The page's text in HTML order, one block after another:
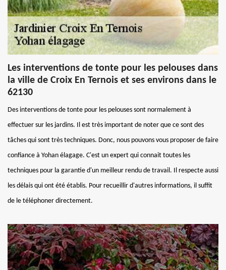
Les interventions de tonte pour les pelouses dans
la ville de Croix En Ternois et ses environs dans le
62130
Des interventions de tonte pour les pelouses sont normalement à
effectuer sur les jardins. Il est très important de noter que ce sont des
tâches qui sont très techniques. Donc, nous pouvons vous proposer de faire
confiance à Yohan élagage. C'est un expert qui connait toutes les
techniques pour la garantie d'un meilleur rendu de travail. Il respecte aussi
les délais qui ont été établis. Pour recueillir d'autres informations, il suffit
de le téléphoner directement.